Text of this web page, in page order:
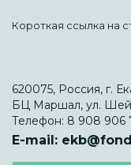
Короткая ссылка на
620075, Россия, г.
БЦ Маршал, ул.
Телефон: 8 908 906
E-mail: